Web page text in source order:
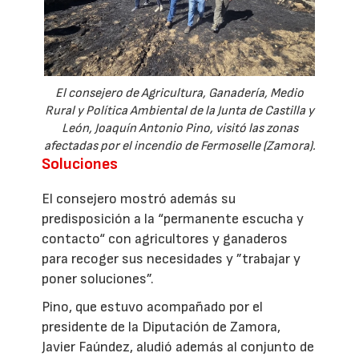
El consejero de Agricultura, Ganadería, Medio
Rural y Política Ambiental de la Junta de Castilla y
León, Joaquín Antonio Pino, visitó las zonas
afectadas por el incendio de Fermoselle (Zamora).
Soluciones
El consejero mostró además su
predisposición a la “permanente escucha y
contacto“ con agricultores y ganaderos
para recoger sus necesidades y ”trabajar y
poner soluciones”.
Pino, que estuvo acompañado por el
presidente de la Diputación de Zamora,
Javier Faúndez, aludió además al conjunto de